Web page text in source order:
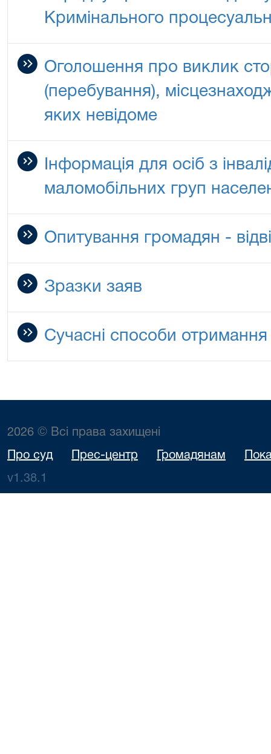
Кримінального
Оголошення про виклик
(перебування),
яких невідоме
Інформація для осіб з
маломобільних груп
Опитування громадян -
Зразки заяв
Сучасні способи отримання
2026 © Всі права захищені
Про суд Прес-центр Громадянам
v1.38.1